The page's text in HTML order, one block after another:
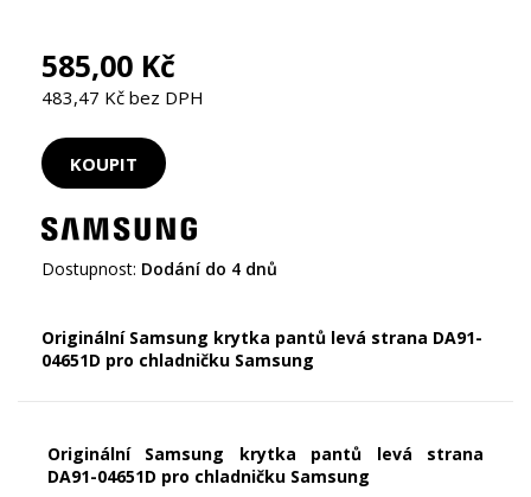
585,00 Kč
483,47 Kč bez DPH
Dostupnost: Dodání do 4 dnů
Originální Samsung krytka pantů levá strana DA91-
04651D pro chladničku Samsung
Originální Samsung krytka pantů levá strana
DA91-04651D pro chladničku Samsung